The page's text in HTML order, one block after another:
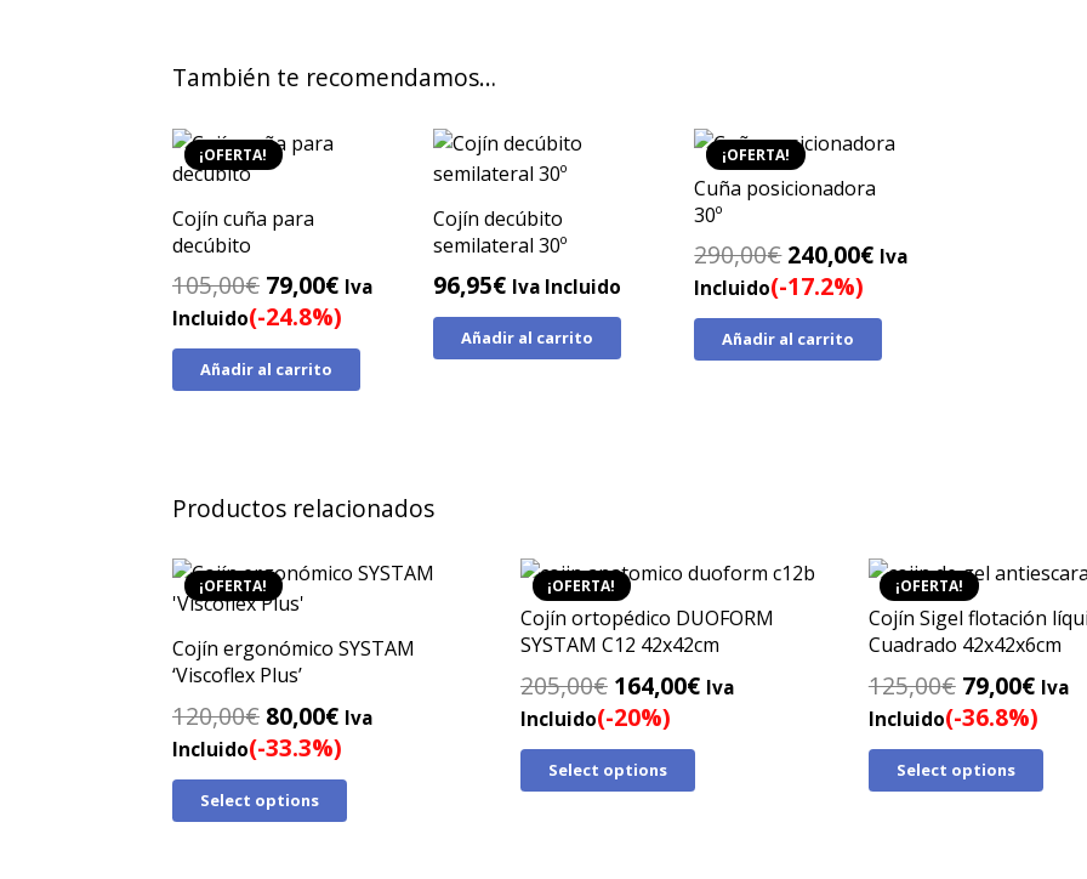
También te recomendamos…
¡OFERTA!
Cojín cuña para
decúbito
105,00€ El
precio
original
era:
79,00€El
precio
actual
Iva
Incluido(-24.8%)
Añadir al carrito
Cojín decúbito
semilateral 30º
96,95€ Iva Incluido
Añadir al carrito
¡OFERTA!
Cuña posicionadora
30º
290,00€ El
precio
original
era:
240,00€El
actual
Iva
Incluido(-17.2%)
Añadir al carrito
Productos relacionados
¡OFERTA!
Cojín ergonómico SYSTAM
‘Viscoflex Plus’
120,00€ El
precio
original
era:
80,00€El
precio
actual
Iva
Incluido(-33.3%)
Select options
¡OFERTA!
Cojín ortopédico DUOFORM
SYSTAM C12 42x42cm
205,00€ El
precio
original
era:
164,00€ElIva
Incluido(-20%)
Select options
¡OFERTA!
Cojín Sigel flotación
Cuadrado 42x42x6cm
125,00€ El
precio
original
era:
79,00€El
actual
Iva
Incluido(-36.8%)
Select options